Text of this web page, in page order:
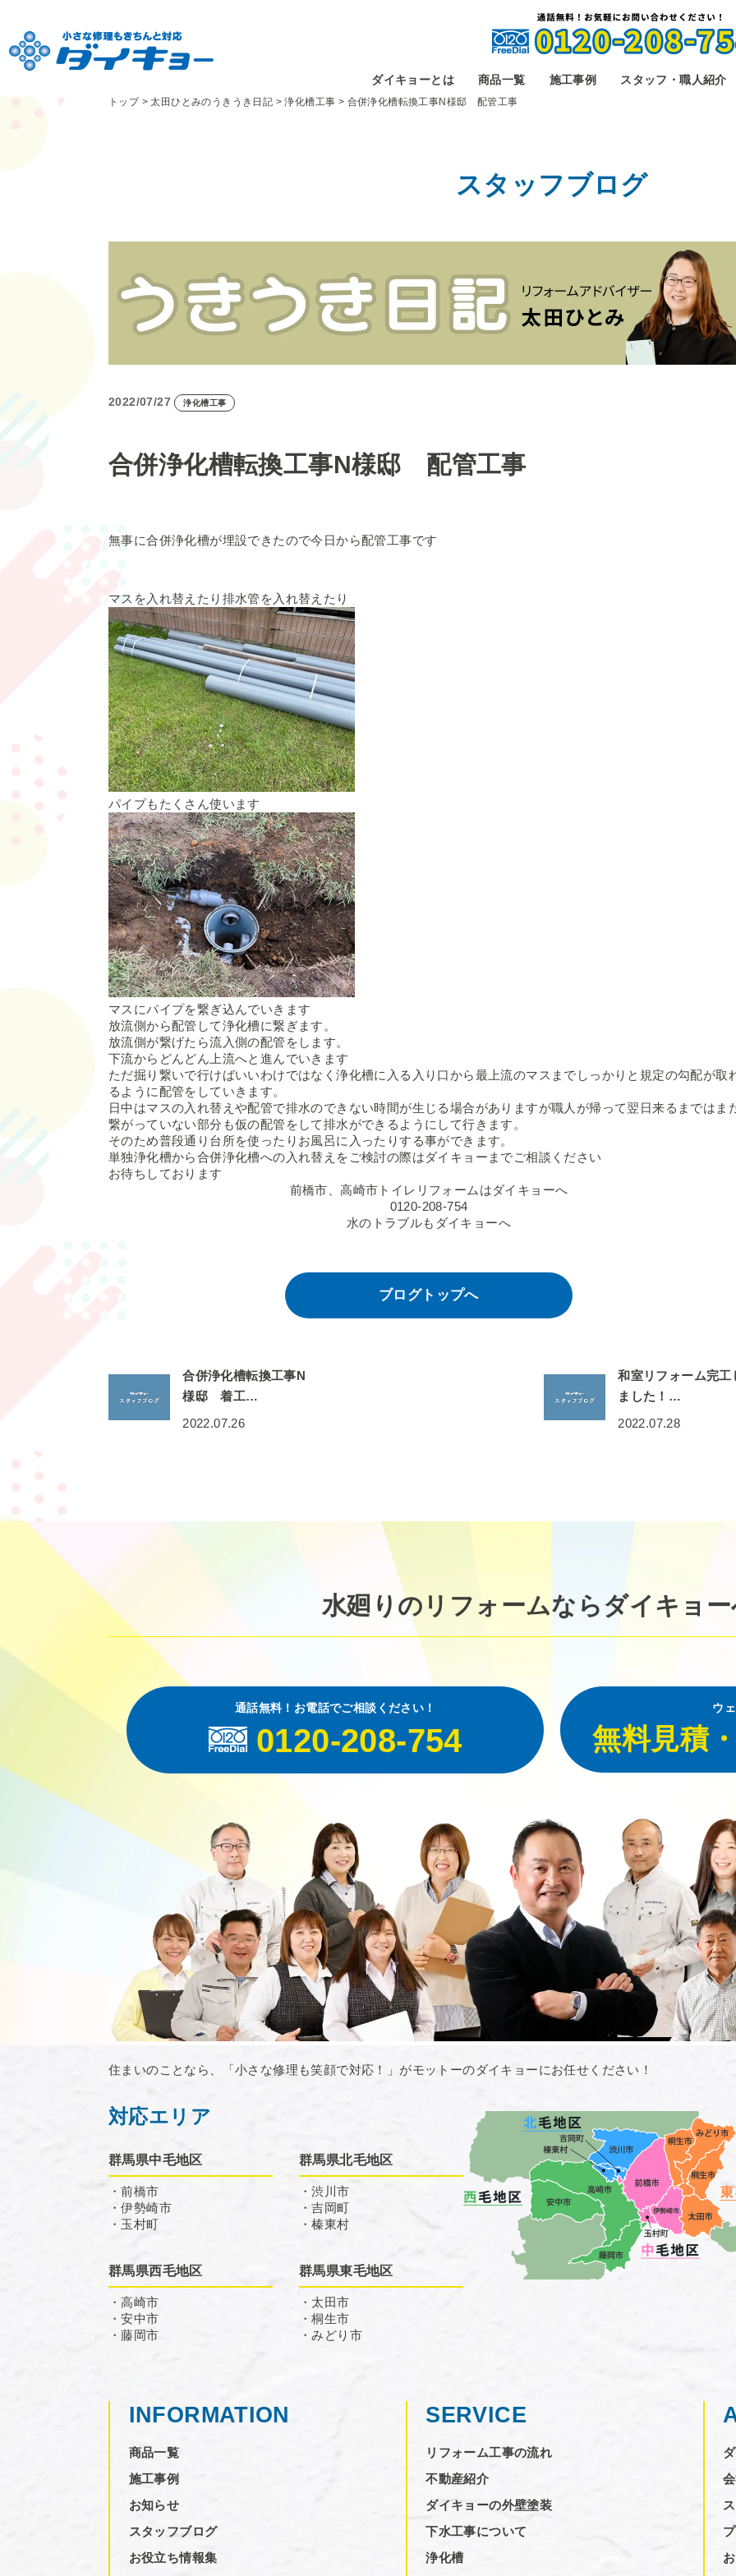
ダイキョーとは 商品一覧 施工事例 スタッフ・職人紹介
トップ>太田ひとみのうきうき日記 >浄化槽工事 > 合併浄化槽転換工事N様邸 配管工事
スタッフブログ
2022/07/27 浄化槽工事
合併浄化槽転換工事N様邸 配管工事
無事に合併浄化槽が埋設できたので今日から配管工事です
マスを入れ替えたり排水管を入れ替えたり
パイプもたくさん使います
マスにパイプを繋ぎ込んでいきます
放流側から配管して浄化槽に繋ぎます。
放流側が繋げたら流入側の配管をします。
下流からどんどん上流へと進んでいきます
ただ掘り繋いで行けばいいわけではなく浄化槽に入る入り口から最上流のマスまでしっかりと規定の勾配が取
るように配管をしていきます。
日中はマスの入れ替えや配管で排水のできない時間が生じる場合がありますが職人が帰って翌日来るまではま
繋がっていない部分も仮の配管をして排水ができるようにして行きます。
そのため普段通り台所を使ったりお風呂に入ったりする事ができます。
単独浄化槽から合併浄化槽への入れ替えをご検討の際はダイキョーまでご相談ください
お待ちしております
前橋市、高崎市トイレリフォームはダイキョーへ
0120-208-754
水のトラブルもダイキョーへ
ブログトップへ
合併浄化槽転換工事N
様邸 着工…
2022.07.26
和室リフォーム完工
ました！…
2022.07.28
水廻りのリフォームならダイキョ
通話無料！お電話でご相談ください！
0120-208-754
ウ
無料見積
住まいのことなら、「小さな修理も笑顔で対応！」がモットーのダイキョーにお任せください！
対応エリア
群馬県中毛地区
・前橋市
・伊勢崎市
・玉村町
群馬県北毛地区
・渋川市
・吉岡町
・榛東村
群馬県西毛地区
・高崎市
・安中市
・藤岡市
群馬県東毛地区
・太田市
・桐生市
・みどり市
INFORMATION
商品一覧
施工事例
お知らせ
スタッフブログ
お役立ち情報集
SERVICE
リフォーム工事の流れ
不動産紹介
ダイキョーの外壁塗装
下水工事について
浄化槽